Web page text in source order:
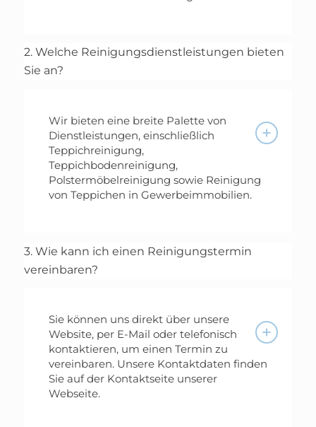
2. Welche Reinigungsdienstleistungen bieten
Sie an?
Wir bieten eine breite Palette von
Dienstleistungen, einschließlich
Teppichreinigung,
Teppichbodenreinigung,
Polstermöbelreinigung sowie Reinigung
von Teppichen in Gewerbeimmobilien.
3. Wie kann ich einen Reinigungstermin
vereinbaren?
Sie können uns direkt über unsere
Website, per E-Mail oder telefonisch
kontaktieren, um einen Termin zu
vereinbaren. Unsere Kontaktdaten finden
Sie auf der Kontaktseite unserer
Webseite.